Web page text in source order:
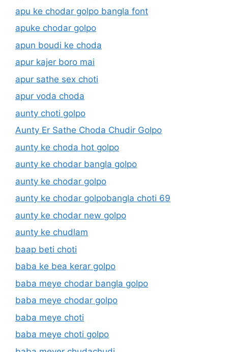
apu ke chodar golpo bangla font
apuke chodar golpo
apun boudi ke choda
apur kajer boro mai
apur sathe sex choti
apur voda choda
aunty choti golpo
Aunty Er Sathe Choda Chudir Golpo
aunty ke choda hot golpo
aunty ke chodar bangla golpo
aunty ke chodar golpo
aunty ke chodar golpobangla choti 69
aunty ke chodar new golpo
aunty ke chudlam
baap beti choti
baba ke bea kerar golpo
baba meye chodar bangla golpo
baba meye chodar golpo
baba meye choti
baba meye choti golpo